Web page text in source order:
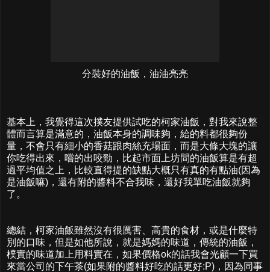
分裝好的油飯，油油亮亮
基本上，我覺得這次撲友提供試吃的柯家油飯，對我來說整
體而言算是滿意的，油飯本身的調味夠，給的料都很夠份
量，不會只有細小的香菇跟肉絲充場面，而是大條大塊的讓
你吃得出來，嚐的出咬勁，比起市面上坊間的油飯算是有超
過平均值之上，比較直得提的缺點大概只有真的有點油(因為
是油飯嘛)，還有附的醬料不合我味，還好我單吃油飯就夠
了。
總結，柯家油飯雖然沒有很厲害、高貴的食材，或是什麼特
別的口味，但是如他所說，就是媽媽的味道，傳統的油飯，
樸實的味道加上用料實在，如果價格ok的話我會光顧一下買
來當公司的下午茶(如果附的醬料好吃的話更好:P)，因為同事